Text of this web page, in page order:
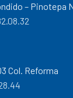
– Pinotepa
Col. Reforma